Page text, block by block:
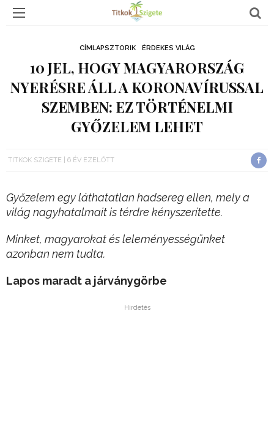
CÍMLAPSZTORIK ÉRDEKES VILÁG
10 JEL, HOGY MAGYARORSZÁG
NYERÉSRE ÁLL A KORONAVÍRUSSAL
SZEMBEN: EZ TÖRTÉNELMI
GYŐZELEM LEHET
TITKOK SZIGETE 6 ÉV EZELŐTT
Győzelem egy láthatatlan hadsereg ellen, mely a
világ nagyhatalmait is térdre kényszerítette.
Minket, magyarokat és leleményességünket
azonban nem tudta.
Lapos maradt a járványgörbe
Hirdetés